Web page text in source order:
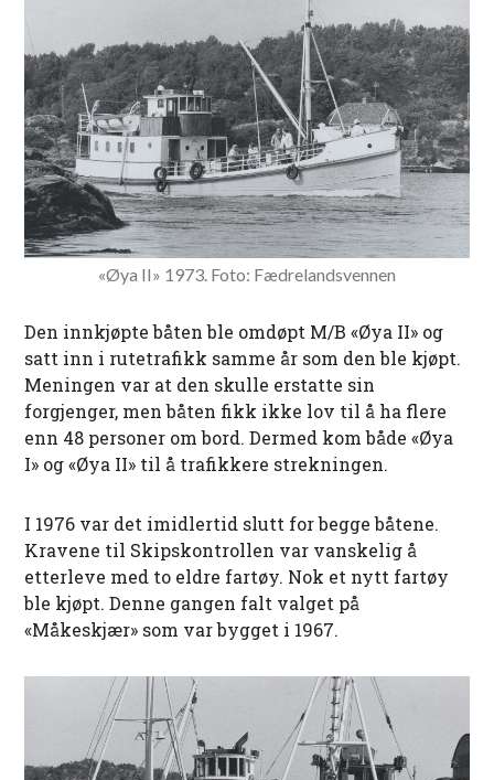
«Øya II» 1973. Foto: Fædrelandsvennen
Den innkjøpte båten ble omdøpt M/B «Øya II» og
satt inn i rutetrafikk samme år som den ble kjøpt.
Meningen var at den skulle erstatte sin
forgjenger, men båten fikk ikke lov til å ha flere
enn 48 personer om bord. Dermed kom både «Øya
I» og «Øya II» til å trafikkere strekningen.
I 1976 var det imidlertid slutt for begge båtene.
Kravene til Skipskontrollen var vanskelig å
etterleve med to eldre fartøy. Nok et nytt fartøy
ble kjøpt. Denne gangen falt valget på
«Måkeskjær» som var bygget i 1967.